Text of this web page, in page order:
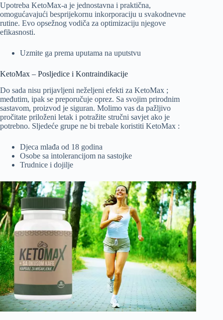
Upotreba KetoMax-a je jednostavna i praktična,
omogućavajući besprijekornu inkorporaciju u svakodnevne
rutine. Evo opsežnog vodiča za optimizaciju njegove
efikasnosti.
Uzmite ga prema uputama na uputstvu
KetoMax – Posljedice i Kontraindikacije
Do sada nisu prijavljeni neželjeni efekti za KetoMax ;
međutim, ipak se preporučuje oprez. Sa svojim prirodnim
sastavom, proizvod je siguran. Molimo vas da pažljivo
pročitate priloženi letak i potražite stručni savjet ako je
potrebno. Sljedeće grupe ne bi trebale koristiti KetoMax :
Djeca mlađa od 18 godina
Osobe sa intolerancijom na sastojke
Trudnice i dojilje